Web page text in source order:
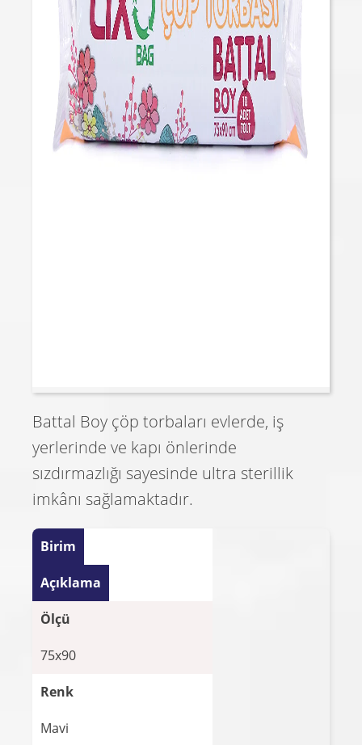
Battal Boy çöp torbaları evlerde, iş
yerlerinde ve kapı önlerinde
sızdırmazlığı sayesinde ultra sterillik
imkânı sağlamaktadır.
Birim
Açıklama
Ölçü
75x90
Renk
Mavi